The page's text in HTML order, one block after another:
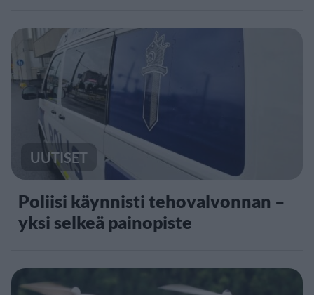
UUTISET
Poliisi käynnisti tehovalvonnan –
yksi selkeä painopiste